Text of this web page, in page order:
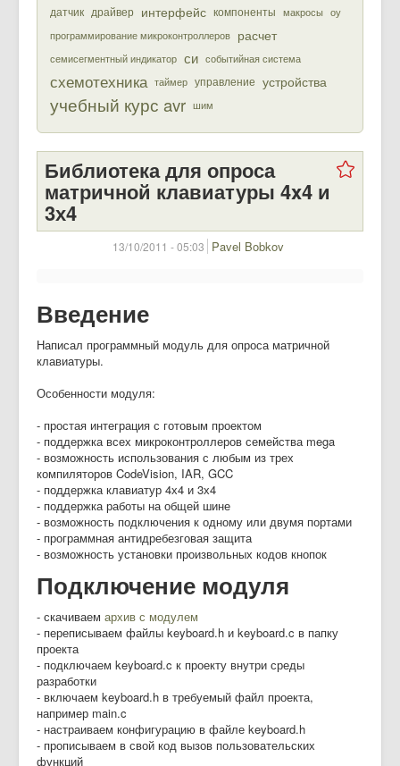
датчик драйвер интерфейс компоненты макросы оу
программирование микроконтроллеров расчет
семисегментный индикатор си событийная система
схемотехника таймер управление устройства
учебный курс avr шим
Библиотека для опроса
матричной клавиатуры 4x4 и
3х4
13/10/2011 - 05:03 Pavel Bobkov
Введение
Написал программный модуль для опроса матричной
клавиатуры.
Особенности модуля:
- простая интеграция с готовым проектом
- поддержка всех микроконтроллеров семейства mega
- возможность использования с любым из трех
компиляторов CodeVision, IAR, GCC
- поддержка клавиатур 4х4 и 3х4
- поддержка работы на общей шине
- возможность подключения к одному или двумя портами
- программная антидребезговая защита
- возможность установки произвольных кодов кнопок
Подключение модуля
- скачиваем архив с модулем
- переписываем файлы keyboard.h и keyboard.c в папку
проекта
- подключаем keyboard.c к проекту внутри среды
разработки
- включаем keyboard.h в требуемый файл проекта,
например main.c
- настраиваем конфигурацию в файле keyboard.h
- прописываем в свой код вызов пользовательских
функций